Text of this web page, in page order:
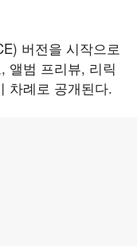
버전을 시작으로
앨범 프리뷰, 리릭
차례로 공개된다.